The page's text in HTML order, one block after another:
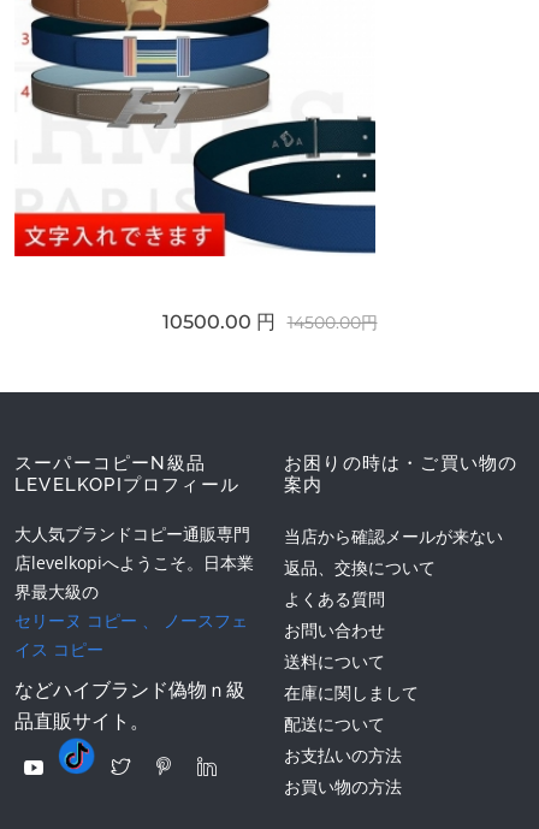
10500.00 円 14500.00円
スーパーコピーN級品
LEVELKOPIプロフィール
大人気ブランドコピー通販専門
店levelkopiへようこそ。日本業
界最大級の
セリーヌ コピー 、
ノースフェ
イス コピー
などハイブランド偽物ｎ級
品直販サイト。
お困りの時は・ご買い物の
案内
当店から確認メールが来ない
返品、交換について
よくある質問
お問い合わせ
送料について
在庫に関しまして
配送について
お支払いの方法
お買い物の方法